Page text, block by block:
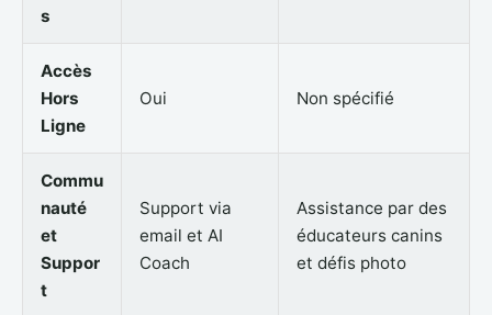
s
Accès
Hors
Ligne
Oui Non spécifié
Commu
nauté
et
Suppor
t
Support via
email et AI
Coach
Assistance par des
éducateurs canins
et défis photo